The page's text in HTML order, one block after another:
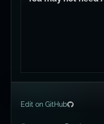
Edit on GitHub